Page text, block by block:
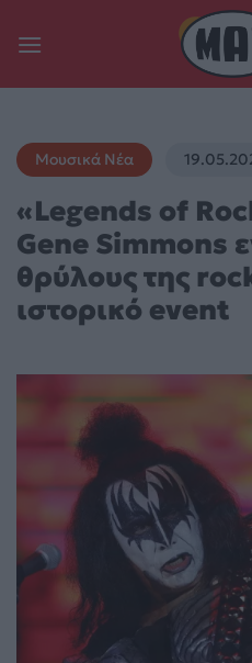
Μουσικά Νέα
«Legends of
Gene Simmons
θρύλους της
ιστορικό event